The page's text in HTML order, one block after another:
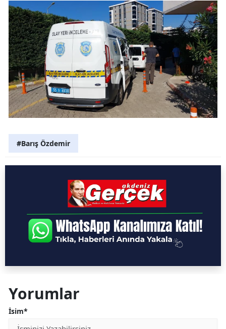
#Barış Özdemir
Yorumlar
İsim*